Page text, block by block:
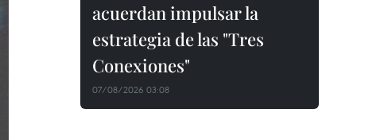
acuerdan impulsar la
estrategia de las "Tres
Conexiones"
07/08/2026 03:08